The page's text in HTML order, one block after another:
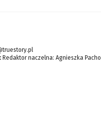
Redaktor naczelna: Agnieszka